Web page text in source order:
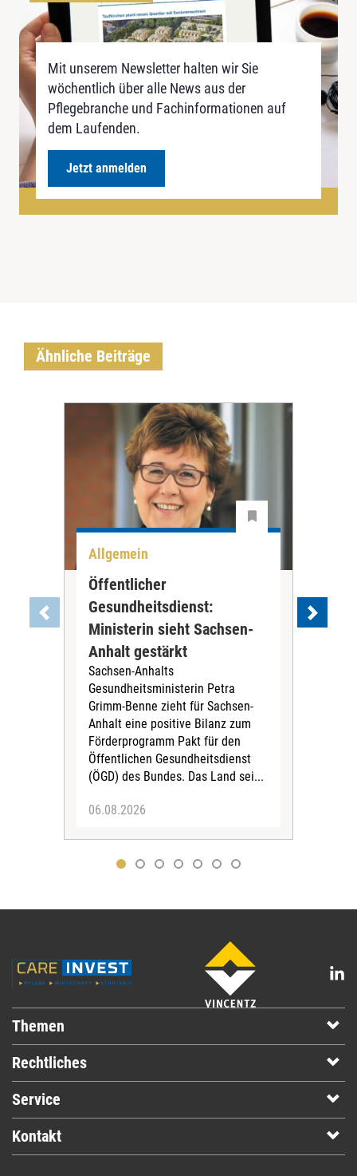
Mit unserem Newsletter halten wir Sie
wöchentlich über alle News aus der
Pflegebranche und Fachinformationen auf
dem Laufenden.
Jetzt anmelden
Ähnliche Beiträge
Allgemein
Öffentlicher
Gesundheitsdienst:
Ministerin sieht Sachsen-
Anhalt gestärkt
Sachsen-Anhalts
Gesundheitsministerin Petra
Grimm-Benne zieht für Sachsen-
Anhalt eine positive Bilanz zum
Förderprogramm Pakt für den
Öffentlichen Gesundheitsdienst
(ÖGD) des Bundes. Das Land sei...
06.08.2026
Themen
Rechtliches
Service
Kontakt